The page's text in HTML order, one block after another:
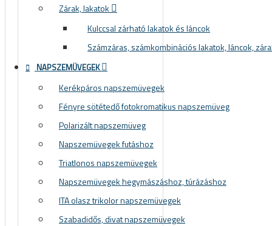
Zárak, lakatok
Kulccsal zárható lakatok és láncok
Számzáras, számkombinációs lakatok, láncok,
NAPSZEMÜVEGEK
Kerékpáros napszemüvegek
Fényre sötétedő fotokromatikus napszemüveg
Polarizált napszemüveg
Napszemüvegek futáshoz
Triatlonos napszemüvegek
Napszemüvegek hegymászáshoz, túrázáshoz
ITA olasz trikolor napszemüvegek
Szabadidős, divat napszemüvegek